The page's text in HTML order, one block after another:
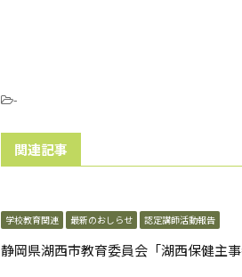
-
関連記事
学校教育関連 最新のおしらせ 認定講師活動報告
静岡県湖西市教育委員会「湖西保健主